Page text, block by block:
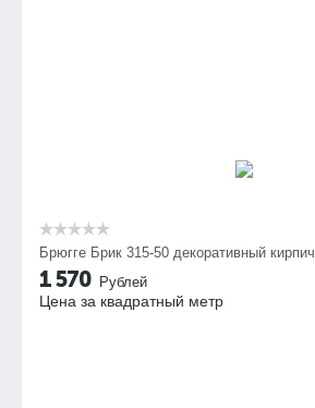
Брюгге Брик 315-50 декоративный кирпич
1 570 Рублей
Цена за квадратный метр